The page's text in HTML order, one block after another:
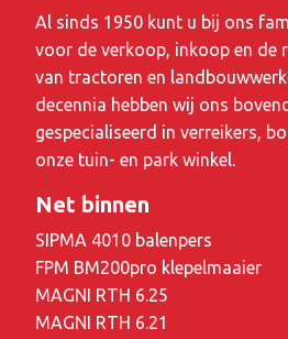
Al sinds 1950 kunt u bij ons
voor de verkoop, inkoop en de
van tractoren en
decennia hebben wij ons
gespecialiseerd in verreikers,
onze tuin- en park winkel.
Net binnen
SIPMA 4010 balenpers
FPM BM200pro klepelmaaier
MAGNI RTH 6.25
MAGNI RTH 6.21